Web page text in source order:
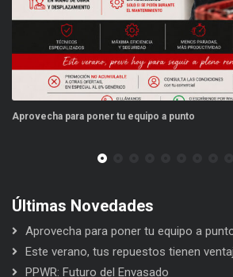
punto Este
Últimas Novedades
Aprovecha para poner tu equipo a
Este verano, tus repuestos tienen
PPWR: Futuro del Envasado